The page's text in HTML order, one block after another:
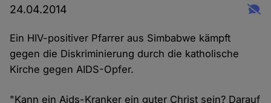
24.04.2014
Ein HIV-positiver Pfarrer aus Simbabwe kämpft
gegen die Diskriminierung durch die katholische
Kirche gegen AIDS-Opfer.
"Kann ein Aids-Kranker ein guter Christ sein? Darauf